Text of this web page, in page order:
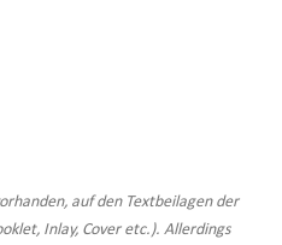
auf den Textbeilagen der
Inlay, Cover etc.). Allerdings